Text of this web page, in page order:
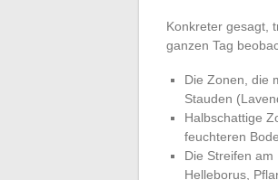
Konkreter gesagt,
ganzen Tag
Die Zonen, die
Stauden
Halbschattige
feuchteren
Die Streifen
Helleborus,